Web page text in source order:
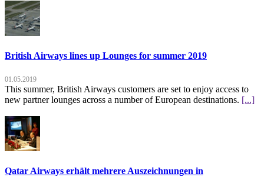
British Airways lines up Lounges for summer 2019
01.05.2019
This summer, British Airways customers are set to enjoy access to
new partner lounges across a number of European destinations. [...]
Qatar Airways erhält mehrere Auszeichnungen in